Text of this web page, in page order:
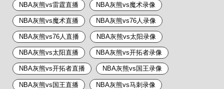
NBA灰熊vs雷霆直播 NBA灰熊vs魔术录像
NBA灰熊vs魔术直播 NBA灰熊vs76人录像
NBA灰熊vs76人直播 NBA灰熊vs太阳录像
NBA灰熊vs太阳直播 NBA灰熊vs开拓者录像
NBA灰熊vs开拓者直播 NBA灰熊vs国王录像
NBA灰熊vs国王直播 NBA灰熊vs马刺录像